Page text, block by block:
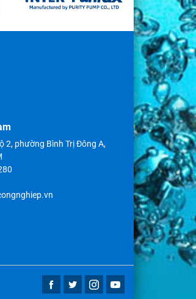
2, phường Bình Trị Đông A,